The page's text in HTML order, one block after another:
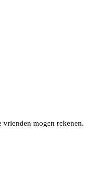
mogen rekenen.